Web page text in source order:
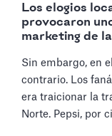
Los elogios
provocaron
marketing de
Sin embargo, en
contrario. Los
era traicionar la
Norte. Pepsi, por